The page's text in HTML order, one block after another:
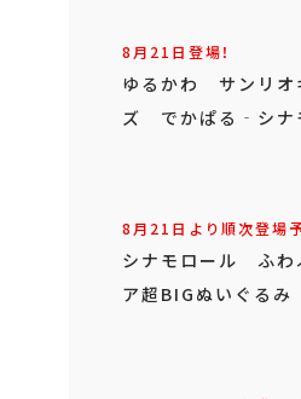
8月21日登場！
ゆるかわ サンリオ
ズ でかぱる‐シナ
8月21日より順次登場
シナモロール ふわ
ア超BIGぬいぐるみ